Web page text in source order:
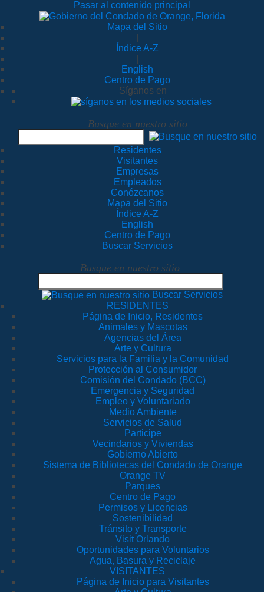
Pasar al contenido principal
Mapa del Sitio
Índice A-Z
English
Centro de Pago
Síganos en
Busque en nuestro sitio
Residentes
Visitantes
Empresas
Empleados
Conózcanos
Mapa del Sitio
Índice A-Z
English
Centro de Pago
Buscar Servicios
Busque en nuestro sitio
Buscar Servicios
RESIDENTES
Página de Inicio, Residentes
Animales y Mascotas
Agencias del Área
Arte y Cultura
Servicios para la Familia y la Comunidad
Protección al Consumidor
Comisión del Condado (BCC)
Emergencia y Seguridad
Empleo y Voluntariado
Medio Ambiente
Servicios de Salud
Participe
Vecindarios y Viviendas
Gobierno Abierto
Sistema de Bibliotecas del Condado de Orange
Orange TV
Parques
Centro de Pago
Permisos y Licencias
Sostenibilidad
Tránsito y Transporte
Visit Orlando
Oportunidades para Voluntarios
Agua, Basura y Reciclaje
VISITANTES
Página de Inicio para Visitantes